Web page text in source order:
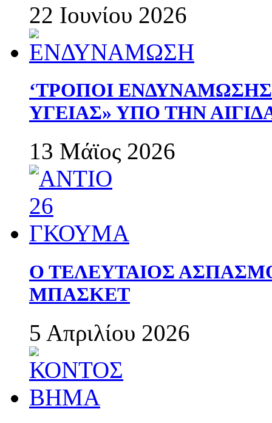
22 Ιουνίου 2026
‘ΤΡΟΠΟΙ
ΥΓΕΙΑΣ» ΥΠΟ ΤΗΝ
13 Μάϊος 2026
Ο ΤΕΛΕΥΤΑΙΟΣ
ΜΠΑΣΚΕΤ
5 Απριλίου 2026